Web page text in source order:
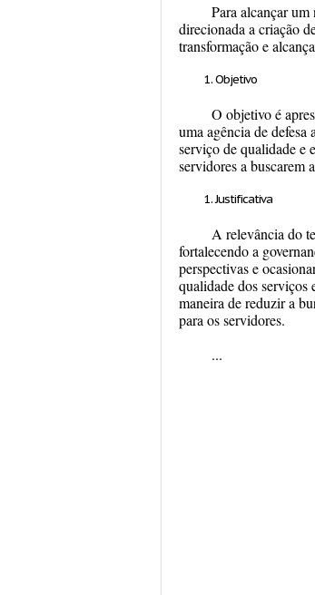
Para alcançar
direcionada a criação
transformação e
Objetivo
O objetivo é
uma agência de
serviço de qualidade e
servidores a buscarem
Justificativa
A relevância do
fortalecendo a
perspectivas e
qualidade dos serviços
maneira de reduzir a
para os servidores.
...